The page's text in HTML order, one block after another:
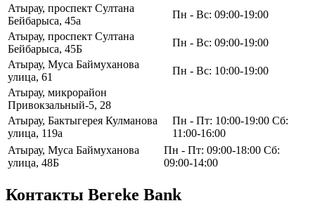
Атырау, проспект Султана
Бейбарыса, 45а
Пн - Вс: 09:00-19:00
Атырау, проспект Султана
Бейбарыса, 45Б
Пн - Вс: 09:00-19:00
Атырау, Муса Баймуханова
улица, 61
Пн - Вс: 10:00-19:00
Атырау, микрорайон
Привокзальный-5, 28
Атырау, Бактыгерея Кулманова
улица, 119а
Пн - Пт: 10:00-19:00 Сб:
11:00-16:00
Атырау, Муса Баймуханова
улица, 48Б
Пн - Пт: 09:00-18:00 Сб:
09:00-14:00
Контакты Bereke Bank